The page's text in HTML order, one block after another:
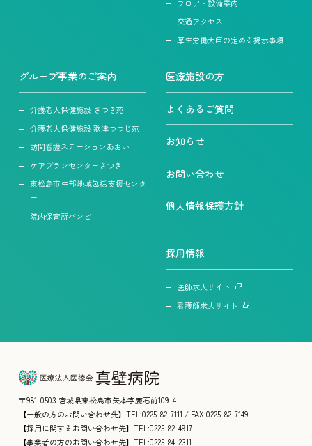
フロア・設備案内
交通アクセス
厚生労働大臣の定める掲示事項
グループ事業のご案内
介護老人保健施設 さつき苑
介護老人保健施設 歌津つつじ苑
訪問看護ステーションあおい
ケアプランセンターさつき
東松島市中部地域包括支援センタ
ー
院内保育所バンビ
医療施設の方
よくあるご質問
お知らせ
お問い合わせ
個人情報保護方針
採用情報
医師求人サイト
看護師求人サイト
〒981-0503 宮城県東松島市矢本字鹿石前109-4
【一般の方のお問い合わせ先】TEL:0225-82-7111 / FAX:0225-82-7149
【採用に関するお問い合わせ先】TEL:0225-82-4917
【事業者の方のお問い合わせ先】TEL:0225-84-2311